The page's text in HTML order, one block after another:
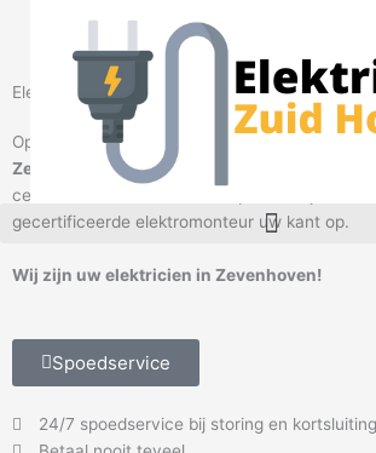
inhoud
M
e
n
Elektricien Zevenhoven
Op zoek naar een betrouwbare
Zevenhoven?Elektricien Zevenhoven
centralisten en maak een afspraak. Wij sturen
gecertificeerde elektromonteur uw kant op.
Wij zijn uw elektricien in Zevenhoven!
Spoedservice
24/7 spoedservice bij storing en kortsluiting